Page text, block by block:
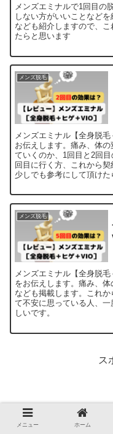
メンズエミナルで1回目の
しない方がいいことなど
なども紹介しますので、
たらと思います
メンズ脱毛
メンズエミナル【全身脱
お伝えします。痛み、体
ていくのか、1回目と2回
回目に行く方、これから
少しでも参考にして頂けた
メンズ脱毛
メンズエミナル【全身脱
をお伝えします。痛み、
なども掲載します。これ
て不安に思っている人、
しいです。
ス
メニュー ホーム